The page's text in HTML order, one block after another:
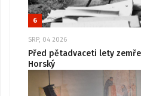
6
SRP, 04 2026
Před pětadvaceti lety
Horský